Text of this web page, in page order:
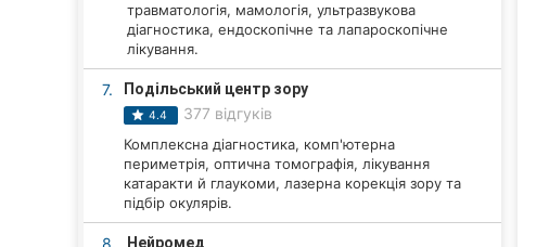
травматологія, мамологія, ультразвукова
діагностика, ендоскопічне та лапароскопічне
лікування.
7. Подільський центр зору
4.4 377 відгуків
Комплексна діагностика, комп'ютерна
периметрія, оптична томографія, лікування
катаракти й глаукоми, лазерна корекція зору та
підбір окулярів.
8. Нейромед